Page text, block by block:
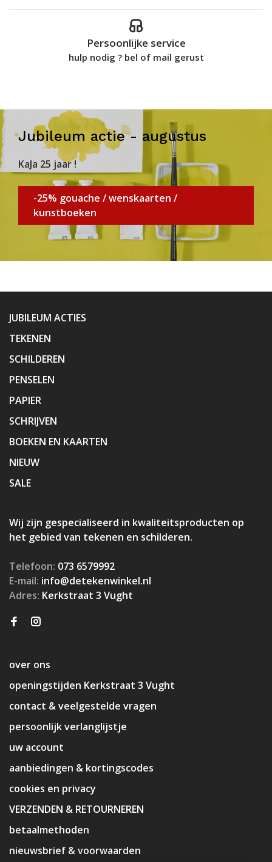
Persoonlijke service
hulp nodig ? bel of mail gerust
Jubileum actie - augustus
KaJa 25 jaar !
-25% gouache / wenskaarten /
kunstboeken
JUBILEUM ACTIES
TEKENEN
SCHILDEREN
PENSELEN
PAPIER
SCHRIJVEN
BOEKEN EN KAARTEN
NIEUW
SALE
Wij zijn gespecialiseerd in kwaliteitsproducten op
het gebied van tekenen en schilderen.
Telefoon: 073 6579992
E-mail: info@detekenwinkel.nl
Adres: Kerkstraat 3 Vught
over ons
openingstijden Kerkstraat 3 Vught
contact & veelgestelde vragen
persoonlijk verlanglijstje
uw account
aanbiedingen & kortingscodes
cookies en privacy
VERZENDEN & RETOURNEREN
betaalmethoden
nieuwsbrief & voorwaarden